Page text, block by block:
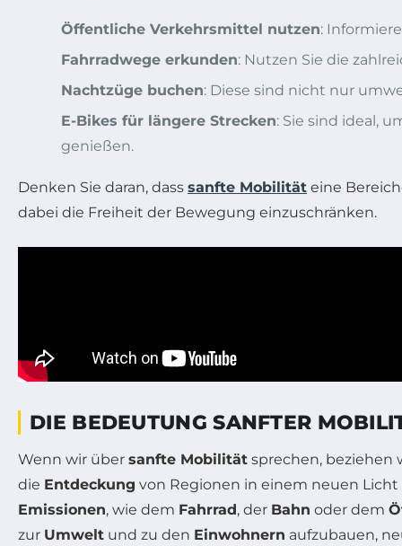
Öffentliche Verkehrsmittel nutzen:
Fahrradwege erkunden: Nutzen Sie die
Nachtzüge buchen: Diese sind nicht nur
E-Bikes für längere Strecken: Sie sind ideal,
genießen.
Denken Sie daran, dass sanfte Mobilität eine
dabei die Freiheit der Bewegung einzuschränken.
DIE BEDEUTUNG SANFTER
Wenn wir über sanfte Mobilität sprechen, beziehen
die Entdeckung von Regionen in einem neuen
Emissionen, wie dem Fahrrad, der Bahn oder dem
zur Umwelt und zu den Einwohnern aufzubauen,